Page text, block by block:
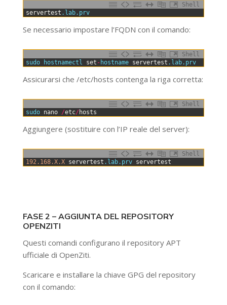
Shell
servertest .lab.prv
Se necessario impostare l’FQDN con il comando:
Shell
sudo hostnamectl set - hostname servertest .lab.prv
Assicurarsi che /etc/hosts contenga la riga corretta:
Shell
sudo nano /etc/ hosts
Aggiungere (sostituire con l’IP reale del server):
Shell
192.168.X.X servertest .lab.prv servertest
FASE 2 – AGGIUNTA DEL REPOSITORY
OPENZITI
Questi comandi configurano il repository APT
ufficiale di OpenZiti.
Scaricare e installare la chiave GPG del repository
con il comando: